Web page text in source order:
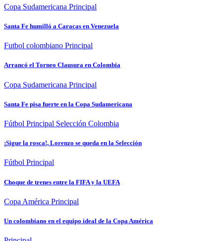
Copa Sudamericana Principal
Santa Fe humilló a Caracas en Venezuela
Futbol colombiano Principal
Arrancó el Torneo Clausura en Colombia
Copa Sudamericana Principal
Santa Fe pisa fuerte en la Copa Sudamericana
Fútbol Principal Selección Colombia
¡Sigue la rosca!, Lorenzo se queda en la Selección
Fútbol Principal
Choque de trenes entre la FIFA y la UEFA
Copa América Principal
Un colombiano en el equipo ideal de la Copa América